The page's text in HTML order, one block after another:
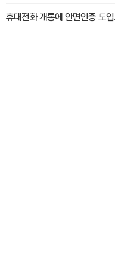
휴대전화 개통에 안면인증 도